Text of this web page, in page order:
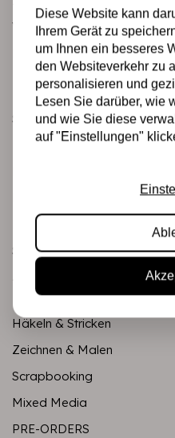
Verzending en retourneren
Betalingsmogelijkheden
Kategorien
Scrapbooking
Mixed Media
Marken
Stempel & Tinte
Häkeln & Stricken
Zeichnen & Malen
Scrapbooking
Mixed Media
PRE-ORDERS
Diese Website kann
Ihrem Gerät zu
um Ihnen ein besseres
den Websiteverkehr zu
personalisieren und
Lesen Sie darüber, wie
und wie Sie diese
auf "Einstellungen"